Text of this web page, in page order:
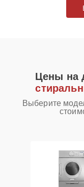
Цены на
Выберите